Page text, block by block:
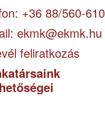
+36 88/560-610
ekmk@ekmk.hu
feliratkozás